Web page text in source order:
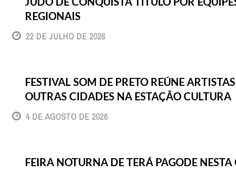
REGIONAIS
22 DE JULHO DE 2026
FESTIVAL SOM DE PRETO REÚNE
OUTRAS CIDADES NA ESTAÇÃO CULTURA
4 DE AGOSTO DE 2026
FEIRA NOTURNA DE TERÁ PAGODE